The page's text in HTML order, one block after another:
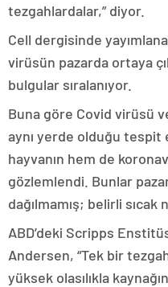
tezgahlardalar,” diyor.
Cell dergisinde
virüsün pazarda ortaya
bulgular sıralanıyor.
Buna göre Covid virüsü
aynı yerde olduğu tespit
hayvanın hem de
gözlemlendi. Bunlar
dağılmamış; belirli sıcak
ABD’deki Scripps
Andersen, “Tek bir
yüksek olasılıkla